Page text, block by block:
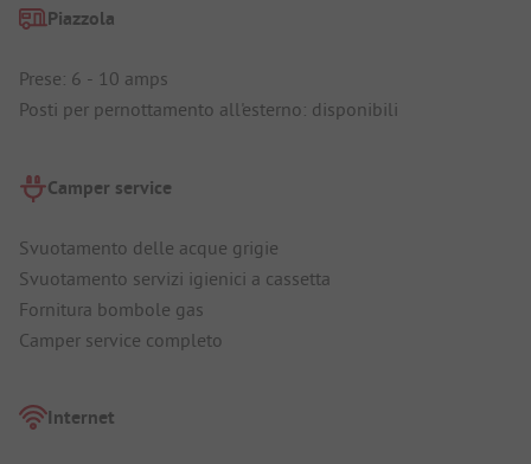
Piazzola
Prese: 6 - 10 amps
Posti per pernottamento all'esterno: disponibili
Camper service
Svuotamento delle acque grigie
Svuotamento servizi igienici a cassetta
Fornitura bombole gas
Camper service completo
Internet